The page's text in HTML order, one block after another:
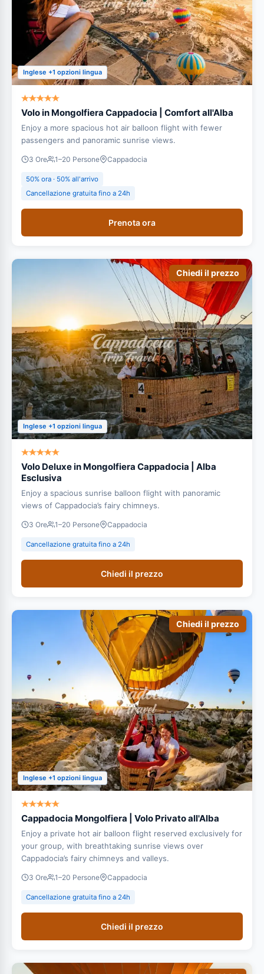
Inglese +1 opzioni lingua
Volo in Mongolfiera Cappadocia | Comfort all'Alba
Enjoy a more spacious hot air balloon flight with fewer
passengers and panoramic sunrise views.
3 Ore 1–20 Persone Cappadocia
50% ora · 50% all'arrivo
Cancellazione gratuita fino a 24h
Prenota ora
Chiedi il prezzo
Inglese +1 opzioni lingua
Volo Deluxe in Mongolfiera Cappadocia | Alba
Esclusiva
Enjoy a spacious sunrise balloon flight with panoramic
views of Cappadocia’s fairy chimneys.
3 Ore 1–20 Persone Cappadocia
Cancellazione gratuita fino a 24h
Chiedi il prezzo
Chiedi il prezzo
Inglese +1 opzioni lingua
Cappadocia Mongolfiera | Volo Privato all'Alba
Enjoy a private hot air balloon flight reserved exclusively for
your group, with breathtaking sunrise views over
Cappadocia’s fairy chimneys and valleys.
3 Ore 1–20 Persone Cappadocia
Cancellazione gratuita fino a 24h
Chiedi il prezzo